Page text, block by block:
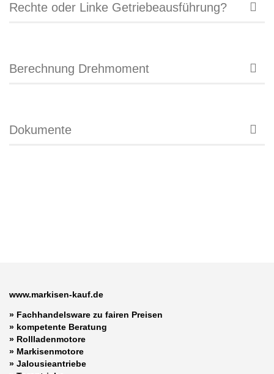
Rechte oder Linke Getriebeausführung?
Berechnung Drehmoment
Dokumente
www.markisen-kauf.de
» Fachhandelsware zu fairen Preisen
» kompetente Beratung
» Rollladenmotore
» Markisenmotore
» Jalousieantriebe